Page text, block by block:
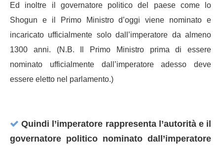
Ed inoltre il governatore politico del paese come lo
Shogun e il Primo Ministro d’oggi viene nominato e
incaricato ufficialmente solo dall’imperatore da almeno
1300 anni. (N.B. Il Primo Ministro prima di essere
nominato ufficialmente dall’imperatore adesso deve
essere eletto nel parlamento.)
Quindi l’imperatore rappresenta l’autorità e il
governatore politico nominato dall’imperatore